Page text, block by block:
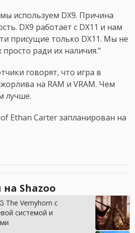
используем DX9. Причина
DX9 работает с DX11 и нам
присущие только DX11. Мы не
ради их наличия."
говорят, что игра в
на RAM и VRAM. Чем
лучше.
Ethan Carter запланирован на
Shazoo
The Vernyhorn с
системой и